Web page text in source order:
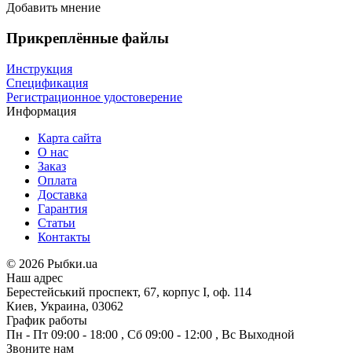
Добавить мнение
Прикреплённые файлы
Инструкция
Спецификация
Регистрационное удостоверение
Информация
Карта сайта
О нас
Заказ
Оплата
Доставка
Гарантия
Статьи
Контакты
© 2026 Рыбки.ua
Наш адрес
Берестейський проспект, 67, корпус I, оф. 114
Киев, Украина, 03062
График работы
Пн - Пт 09:00 - 18:00 , Сб 09:00 - 12:00 , Вс Выходной
Звоните нам